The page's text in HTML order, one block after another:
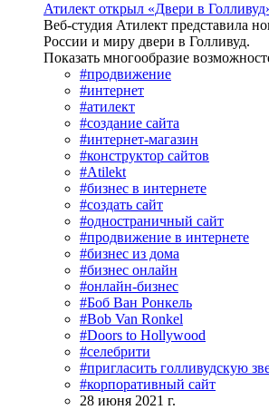
Атилект открыл «Двери в
Веб-студия Атилект представила
России и миру двери в Голливуд.
Показать многообразие
#продвижение
#интернет
#атилект
#создание сайта
#интернет-магазин
#конструктор сайтов
#Atilekt
#бизнес в интернете
#создать сайт
#одностраничный сайт
#продвижение в интернете
#бизнес из дома
#бизнес онлайн
#онлайн-бизнес
#Боб Ван Ронкель
#Bob Van Ronkel
#Doors to Hollywood
#селебрити
#пригласить голливудскую
#корпоративный сайт
28 июня 2021 г.